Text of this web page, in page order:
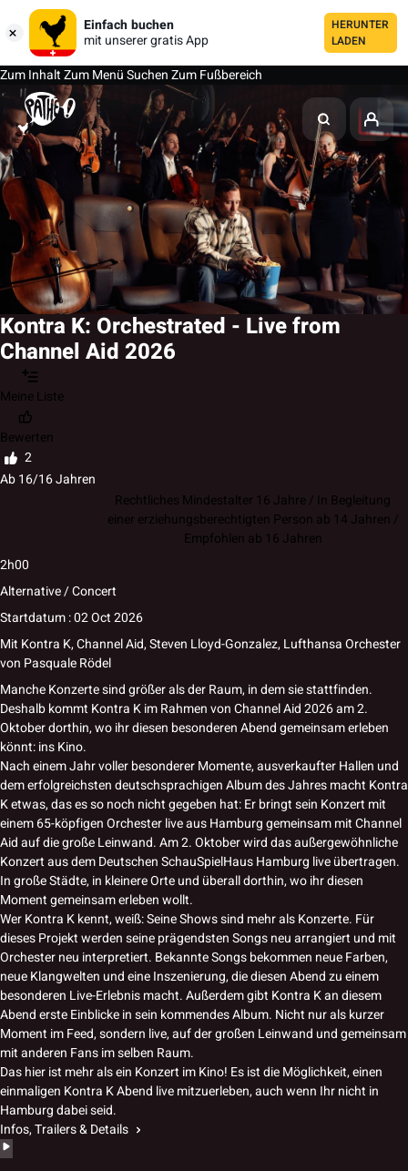
Einfach buchen
mit unserer gratis App
HERUNTER
LADEN
Zum InhaltZum MenüSuchenZum Fußbereich
Kontra K: Orchestrated - Live from
Channel Aid 2026
Meine Liste
Bewerten
2
Ab 16/16 Jahren
Rechtliches Mindestalter 16 Jahre / In Begleitung
einer erziehungsberechtigten Person ab 14 Jahren /
Empfohlen ab 16 Jahren
2h00
Alternative / Concert
Startdatum : 02 Oct 2026
Mit Kontra K,Channel Aid,Steven Lloyd-Gonzalez,Lufthansa Orchester
von Pasquale Rödel
Manche Konzerte sind größer als der Raum, in dem sie stattfinden.
Deshalb kommt Kontra K im Rahmen von Channel Aid 2026 am 2.
Oktober dorthin, wo ihr diesen besonderen Abend gemeinsam erleben
könnt: ins Kino.
Nach einem Jahr voller besonderer Momente, ausverkaufter Hallen und
dem erfolgreichsten deutschsprachigen Album des Jahres macht Kontra
K etwas, das es so noch nicht gegeben hat: Er bringt sein Konzert mit
einem 65-köpfigen Orchester live aus Hamburg gemeinsam mit Channel
Aid auf die große Leinwand. Am 2. Oktober wird das außergewöhnliche
Konzert aus dem Deutschen SchauSpielHaus Hamburg live übertragen.
In große Städte, in kleinere Orte und überall dorthin, wo ihr diesen
Moment gemeinsam erleben wollt.
Wer Kontra K kennt, weiß: Seine Shows sind mehr als Konzerte. Für
dieses Projekt werden seine prägendsten Songs neu arrangiert und mit
Orchester neu interpretiert. Bekannte Songs bekommen neue Farben,
neue Klangwelten und eine Inszenierung, die diesen Abend zu einem
besonderen Live-Erlebnis macht. Außerdem gibt Kontra K an diesem
Abend erste Einblicke in sein kommendes Album. Nicht nur als kurzer
Moment im Feed, sondern live, auf der großen Leinwand und gemeinsam
mit anderen Fans im selben Raum.
Das hier ist mehr als ein Konzert im Kino! Es ist die Möglichkeit, einen
einmaligen Kontra K Abend live mitzuerleben, auch wenn Ihr nicht in
Hamburg dabei seid.
Infos, Trailers & Details